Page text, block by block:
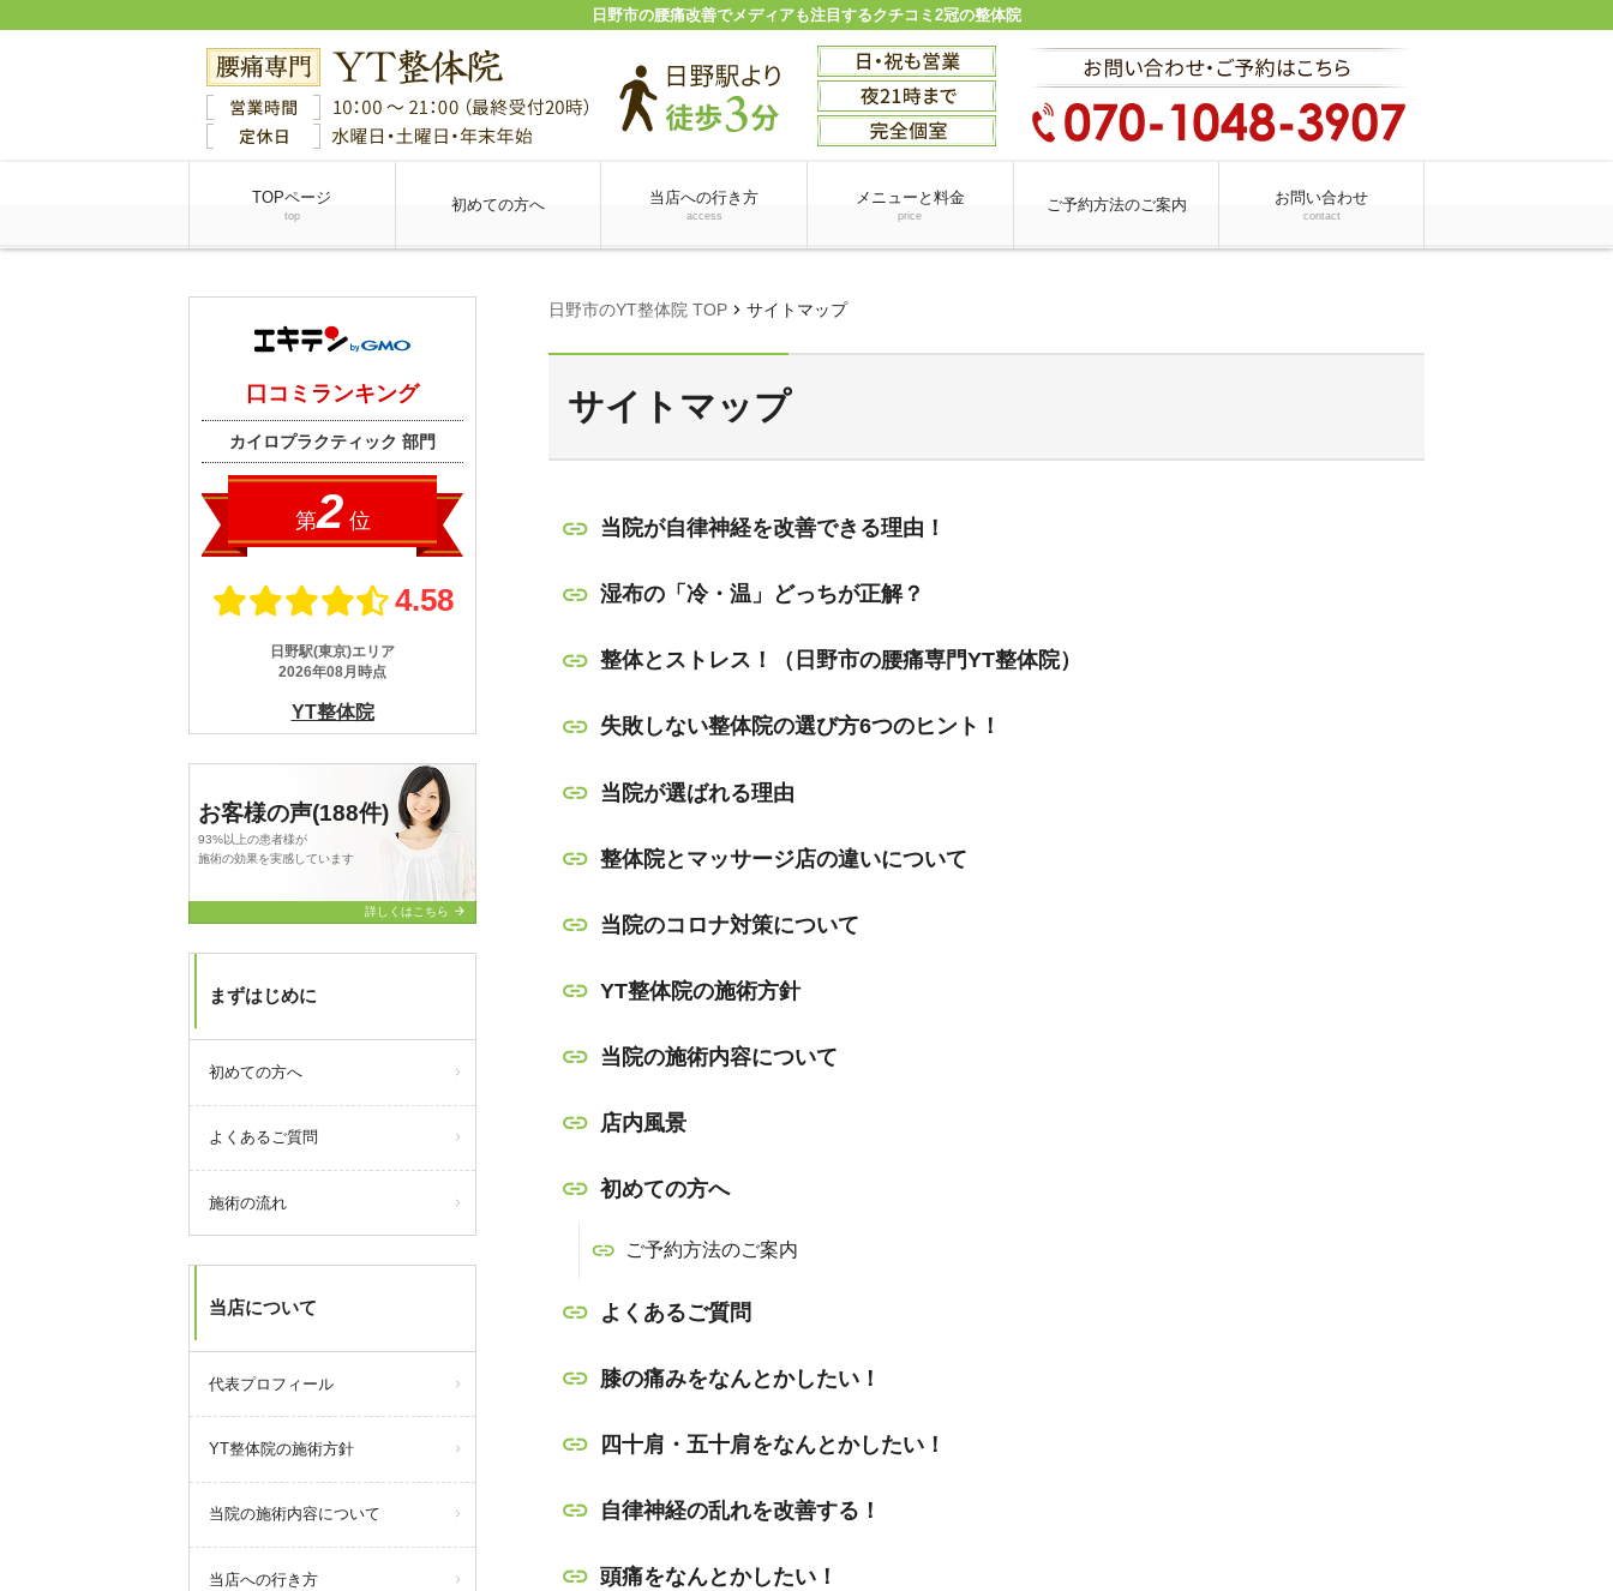
日野市の腰痛改善でメディアも注目するクチコミ2冠の整体院
TOPページ
top
初めての方へ 当店への行き方
access
メニューと料金
price
ご予約方法のご案内 お問い合わせ
contact
日野市のYT整体院 TOP chevron_right サイトマップ
サイトマップ
当院が自律神経を改善できる理由！
湿布の「冷・温」どっちが正解？
整体とストレス！（日野市の腰痛専門YT整体院）
失敗しない整体院の選び方6つのヒント！
当院が選ばれる理由
整体院とマッサージ店の違いについて
当院のコロナ対策について
YT整体院の施術方針
当院の施術内容について
店内風景
初めての方へ
ご予約方法のご案内
よくあるご質問
膝の痛みをなんとかしたい！
四十肩・五十肩をなんとかしたい！
自律神経の乱れを改善する！
頭痛をなんとかしたい！
お客様の声(188件)
93%以上の患者様が
施術の効果を実感しています
詳しくはこちら arrow_forward
まずはじめに
初めての方へ
よくあるご質問
施術の流れ
当店について
代表プロフィール
YT整体院の施術方針
当院の施術内容について
当店への行き方